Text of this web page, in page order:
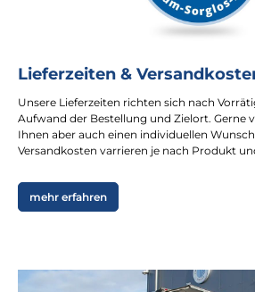
Lieferzeiten &
Unsere Lieferzeiten richten sich nach
Aufwand der Bestellung und Zielort. Gerne
Ihnen aber auch einen individuellen
Versandkosten varrieren je nach Produkt
mehr erfahren